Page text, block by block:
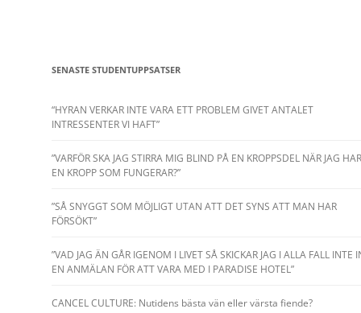
SENASTE STUDENTUPPSATSER
“HYRAN VERKAR INTE VARA ETT PROBLEM GIVET ANTALET
INTRESSENTER VI HAFT”
”VARFÖR SKA JAG STIRRA MIG BLIND PÅ EN KROPPSDEL NÄR JAG HAR
EN KROPP SOM FUNGERAR?”
”SÅ SNYGGT SOM MÖJLIGT UTAN ATT DET SYNS ATT MAN HAR
FÖRSÖKT”
”VAD JAG ÄN GÅR IGENOM I LIVET SÅ SKICKAR JAG I ALLA FALL INTE
EN ANMÄLAN FÖR ATT VARA MED I PARADISE HOTEL”
CANCEL CULTURE: Nutidens bästa vän eller värsta fiende?